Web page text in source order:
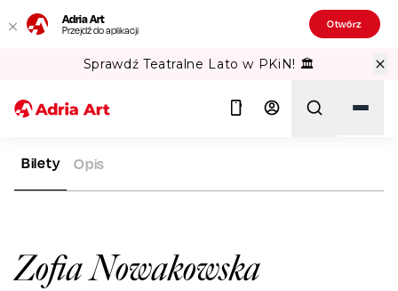
Adria Art
Przejdź do aplikacji Otwórz
Sprawdź Teatralne Lato w PKiN! 🏛️
ADRIA ART
Zofia Nowakowska
Bilety Opis